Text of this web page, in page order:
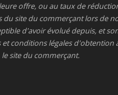
offre, ou au taux de
du site du commerçant lors de
d'avoir évolué depuis, et
conditions légales d'obtention
le site du commerçant.